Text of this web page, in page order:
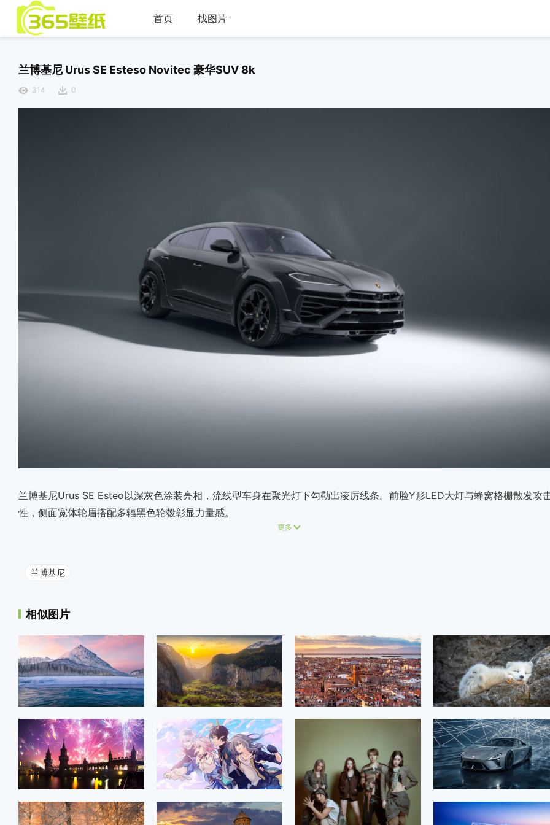
首页 找图片
兰博基尼 Urus SE Esteso Novitec 豪华SUV 8k
314 0
兰博基尼Urus SE Esteo以深灰色涂装亮相，流线型车身在聚光灯下勾勒出凌厉线条。前脸Y形LED大灯与蜂窝格栅散发攻
性，侧面宽体轮眉搭配多辐黑色轮毂彰显力量感。
更多
兰博基尼
相似图片